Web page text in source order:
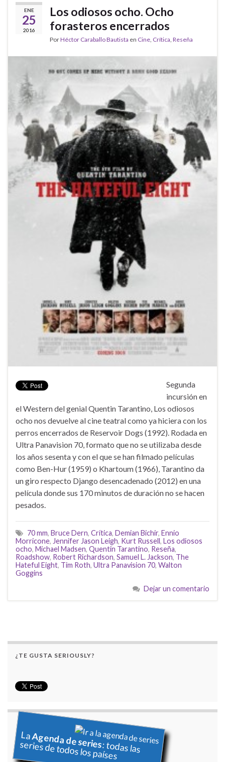
ENE
25
2016
Los odiosos ocho. Ocho
forasteros encerrados
PorHéctor Caraballo Bautista en Cine Crítica Reseña
Segunda
incursión en
el Western del genial Quentin Tarantino, Los odiosos
ocho nos devuelve al cine teatral como ya hiciera con los
perros encerrados de Reservoir Dogs (1992). Rodada en
Ultra Panavision 70, formato que no se utilizaba desde
los años sesenta y con el que se han filmado películas
como Ben-Hur (1959) o Khartoum (1966), Tarantino da
un giro respecto Django desencadenado (2012) en una
película donde sus 170 minutos de duración no se hacen
pesados.
70 mm, Bruce Dern, Crítica, Demian Bichir, Ennio
Morricone, Jennifer Jason Leigh, Kurt Russell, Los odiosos
ocho, Michael Madsen, Quentin Tarantino, Reseña,
Roadshow, Robert Richardson, Samuel L. Jackson, The
Hateful Eight, Tim Roth, Ultra Panavision 70, Walton
Goggins
Dejar un comentario
¿TE GUSTA SERIOUSLY?
LaAgenda de series: todas las
series de todos los países